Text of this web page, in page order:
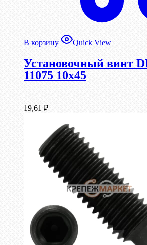
В корзину Quick View
Установочный винт
11075 10х45
19,61 ₽